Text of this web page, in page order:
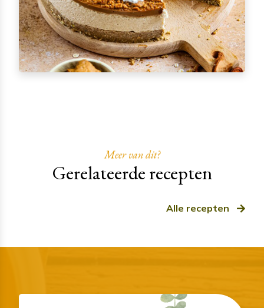
Meer van dit?
Gerelateerde recepten
Alle recepten